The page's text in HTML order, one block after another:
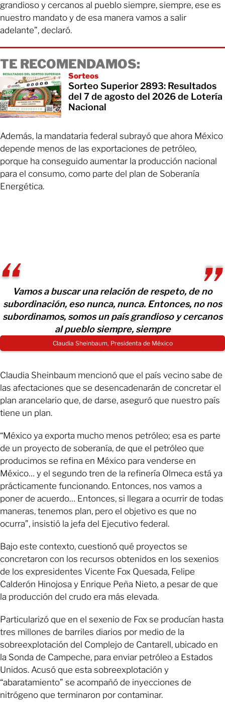
grandioso y cercanos al pueblo siempre, siempre, ese es
nuestro mandato y de esa manera vamos a salir
adelante”, declaró.
TE RECOMENDAMOS:
Sorteos
Sorteo Superior 2893: Resultados
del 7 de agosto del 2026 de Lotería
Nacional
Además, la mandataria federal subrayó que ahora México
depende menos de las exportaciones de petróleo,
porque ha conseguido aumentar la producción nacional
para el consumo, como parte del plan de Soberanía
Energética.
Vamos a buscar una relación de respeto, de no
subordinación, eso nunca, nunca. Entonces, no nos
subordinamos, somos un país grandioso y cercanos
al pueblo siempre, siempre
Claudia Sheinbaum, Presidenta de México
Claudia Sheinbaum mencionó que el país vecino sabe de
las afectaciones que se desencadenarán de concretar el
plan arancelario que, de darse, aseguró que nuestro país
tiene un plan.
“México ya exporta mucho menos petróleo; esa es parte
de un proyecto de soberanía, de que el petróleo que
producimos se refina en México para venderse en
México… y el segundo tren de la refinería Olmeca está ya
prácticamente funcionando. Entonces, nos vamos a
poner de acuerdo… Entonces, si llegara a ocurrir de todas
maneras, tenemos plan, pero el objetivo es que no
ocurra”, insistió la jefa del Ejecutivo federal.
Bajo este contexto, cuestionó qué proyectos se
concretaron con los recursos obtenidos en los sexenios
de los expresidentes Vicente Fox Quesada, Felipe
Calderón Hinojosa y Enrique Peña Nieto, a pesar de que
la producción del crudo era más elevada.
Particularizó que en el sexenio de Fox se producían hasta
tres millones de barriles diarios por medio de la
sobreexplotación del Complejo de Cantarell, ubicado en
la Sonda de Campeche, para enviar petróleo a Estados
Unidos. Acusó que esta sobreexplotación y
“abaratamiento” se acompañó de inyecciones de
nitrógeno que terminaron por contaminar.